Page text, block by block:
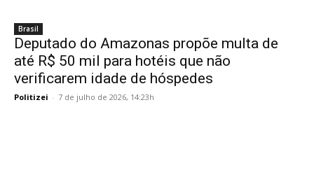
Brasil
Deputado do Amazonas propõe multa de
até R$ 50 mil para hotéis que não
verificarem idade de hóspedes
Politizei - 7 de julho de 2026, 14:23h